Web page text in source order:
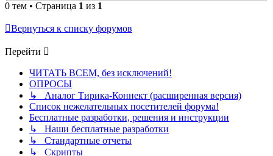
0 тем • Страница 1 из 1
Вернуться к списку форумов
Перейти
ЧИТАТЬ ВСЕМ, без исключений!
ОПРОСЫ
↳ Аналог Тирика-Коннект (расширенная версия)
Список нежелательных посетителей форума!
Бесплатные разработки, решения и инструкции
↳ Наши бесплатные разработки
↳ Стандартные отчеты
↳ Скрипты